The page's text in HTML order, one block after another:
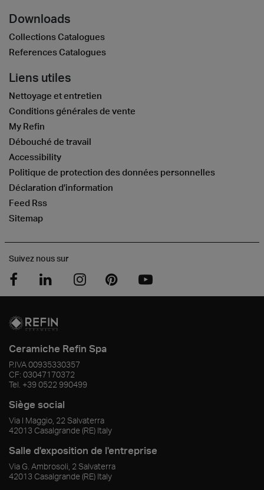
Downloads
Collections Catalogues
References Catalogues
Liens utiles
Nettoyage et entretien
Conditions générales de vente
My Refin
Débouché de travail
Accessibility
Politique de protection des données personnelles
Déclaration d’information
Feed Rss
Sitemap
Suivez nous sur
Ceramiche Refin Spa
P.IVA00935330357
CF: 03047170372
Tel. +39 0522 990499
Siège social
Via I Maggio, 22 Salvaterra
42013 Casalgrande (RE) Italy
Salle d'exposition de l'entreprise
Via G. Ambrosoli, 2 Salvaterra
42013 Casalgrande (RE) Italy